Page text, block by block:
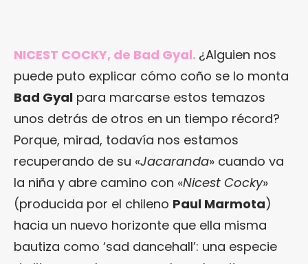
NICEST COCKY, de Bad Gyal. ¿Alguien nos
puede puto explicar cómo coño se lo monta
Bad Gyal para marcarse estos temazos
unos detrás de otros en un tiempo récord?
Porque, mirad, todavía nos estamos
recuperando de su «Jacaranda» cuando va
la niña y abre camino con «Nicest Cocky»
(producida por el chileno Paul Marmota)
hacia un nuevo horizonte que ella misma
bautiza como ‘sad dancehall’: una especie